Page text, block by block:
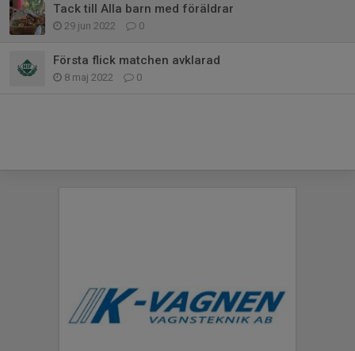
Tack till Alla barn med föräldrar
29 jun 2022 0
Första flick matchen avklarad
8 maj 2022 0